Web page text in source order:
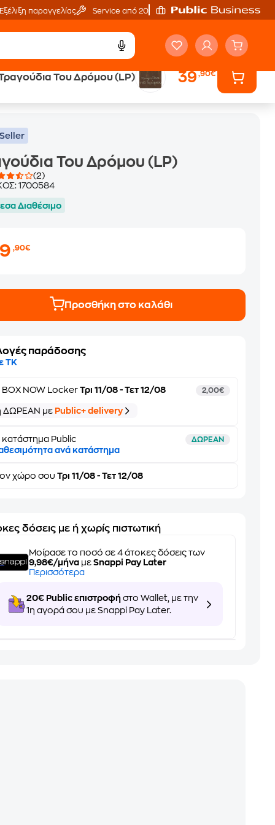
Εξέλιξη παραγγελίας Service από 20'
Του Δρόμου (LP) 39,90€
Του Δρόμου (LP)
(2)
1700584
Διαθέσιμο
,90€
Προσθήκη στο καλάθι
παράδοσης
ΤΚ
BOX NOW Locker Τρι 11/08 - Τετ 12/08 2,00€
ΔΩΡΕΑΝ με Public+ delivery
κατάστημα Public ΔΩΡΕΑΝ
ανά κατάστημα
χώρο σου Τρι 11/08 - Τετ 12/08
δόσεις με ή χωρίς πιστωτική
Μοίρασε το ποσό σε 4 άτοκες δόσεις των
9,98€/μήνα μεSnappi Pay Later
Περισσότερα
20€ Public επιστροφή στο Wallet, με την
1η αγορά σου με Snappi Pay Later.